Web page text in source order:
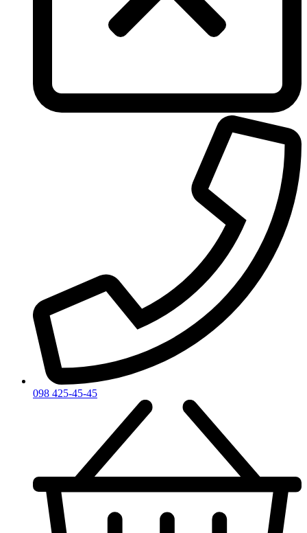
098 425-45-45